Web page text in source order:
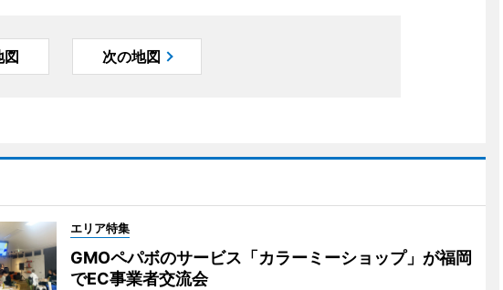
図 次の地図
エリア特集
GMOペパボのサービス「カラーミーショップ」が福岡
でEC事業者交流会